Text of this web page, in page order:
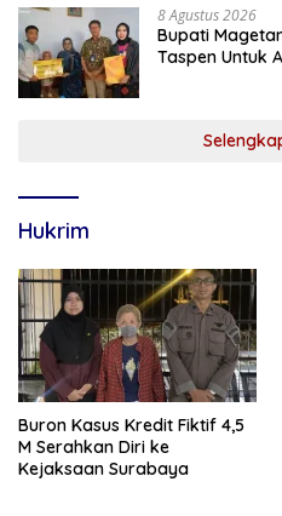
8 Agustus 2026
Bupati
Taspen Untuk
Hukrim
Buron Kasus Kredit Fiktif 4,5
M Serahkan Diri ke
Kejaksaan Surabaya